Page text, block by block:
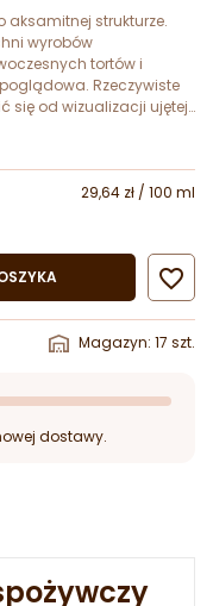
aksamitnej strukturze.
wyrobów
tortów i
Rzeczywiste
się od wizualizacji ujętej
29,64 zł / 100 ml

Magazyn: 17 szt.
dostawy.